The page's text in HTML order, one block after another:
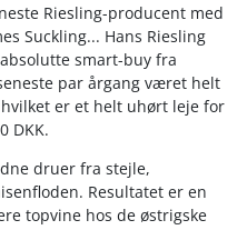
Riesling-producent med
Suckling... Hans Riesling
smart-buy fra
par årgang været helt
er et helt uhørt leje for
DKK.
druer fra stejle,
Resultatet er en
topvine hos de østrigske